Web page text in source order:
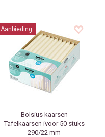
Aanbieding
Bolsius kaarsen
Tafelkaarsen ivoor 50 stuks
290/22 mm